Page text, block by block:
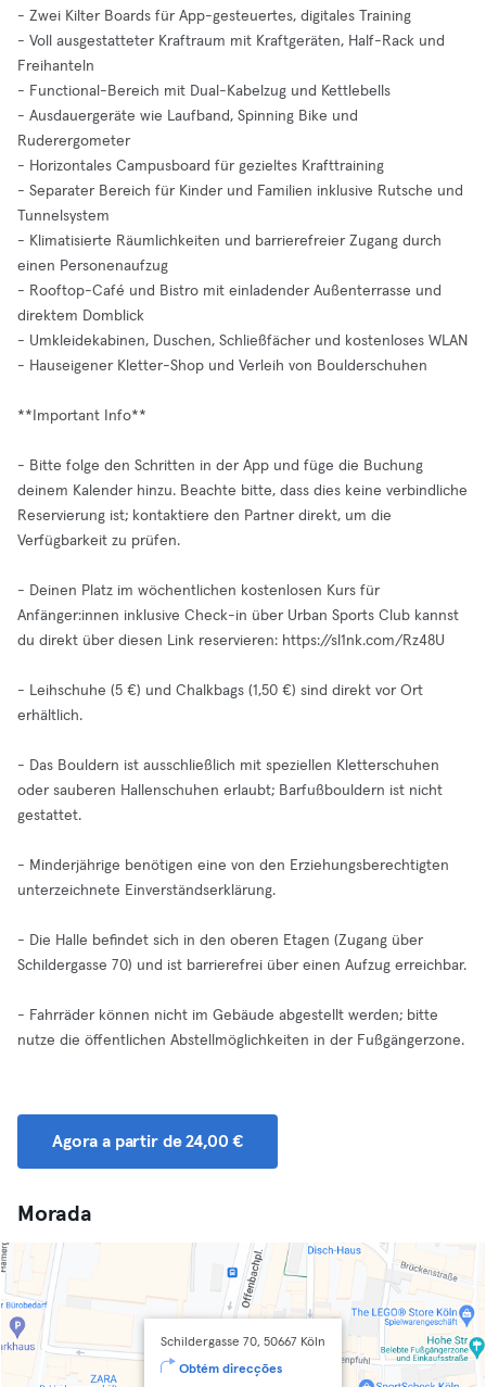
- Zwei Kilter Boards für App-gesteuertes, digitales Training
- Voll ausgestatteter Kraftraum mit Kraftgeräten, Half-Rack und
Freihanteln
- Functional-Bereich mit Dual-Kabelzug und Kettlebells
- Ausdauergeräte wie Laufband, Spinning Bike und
Ruderergometer
- Horizontales Campusboard für gezieltes Krafttraining
- Separater Bereich für Kinder und Familien inklusive Rutsche und
Tunnelsystem
- Klimatisierte Räumlichkeiten und barrierefreier Zugang durch
einen Personenaufzug
- Rooftop-Café und Bistro mit einladender Außenterrasse und
direktem Domblick
- Umkleidekabinen, Duschen, Schließfächer und kostenloses WLAN
- Hauseigener Kletter-Shop und Verleih von Boulderschuhen
**Important Info**
- Bitte folge den Schritten in der App und füge die Buchung
deinem Kalender hinzu. Beachte bitte, dass dies keine verbindliche
Reservierung ist; kontaktiere den Partner direkt, um die
Verfügbarkeit zu prüfen.
- Deinen Platz im wöchentlichen kostenlosen Kurs für
Anfänger:innen inklusive Check-in über Urban Sports Club kannst
du direkt über diesen Link reservieren: https://sl1nk.com/Rz48U
- Leihschuhe (5 €) und Chalkbags (1,50 €) sind direkt vor Ort
erhältlich.
- Das Bouldern ist ausschließlich mit speziellen Kletterschuhen
oder sauberen Hallenschuhen erlaubt; Barfußbouldern ist nicht
gestattet.
- Minderjährige benötigen eine von den Erziehungsberechtigten
unterzeichnete Einverständserklärung.
- Die Halle befindet sich in den oberen Etagen (Zugang über
Schildergasse 70) und ist barrierefrei über einen Aufzug erreichbar.
- Fahrräder können nicht im Gebäude abgestellt werden; bitte
nutze die öffentlichen Abstellmöglichkeiten in der Fußgängerzone.
Agora a partir de 24,00 €
Morada
Schildergasse 70, 50667 Köln
Obtém direcções